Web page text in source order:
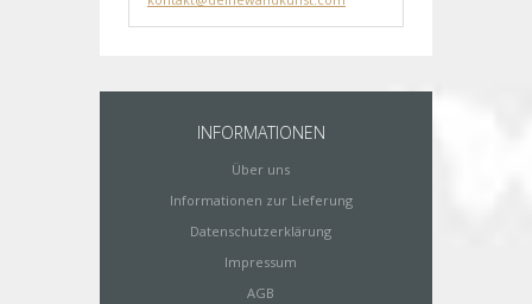
INFORMATIONEN
Über uns
Informationen zur Lieferung
Datenschutzerklärung
Impressum
AGB